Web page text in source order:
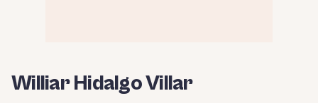
Williar Hidalgo Villar